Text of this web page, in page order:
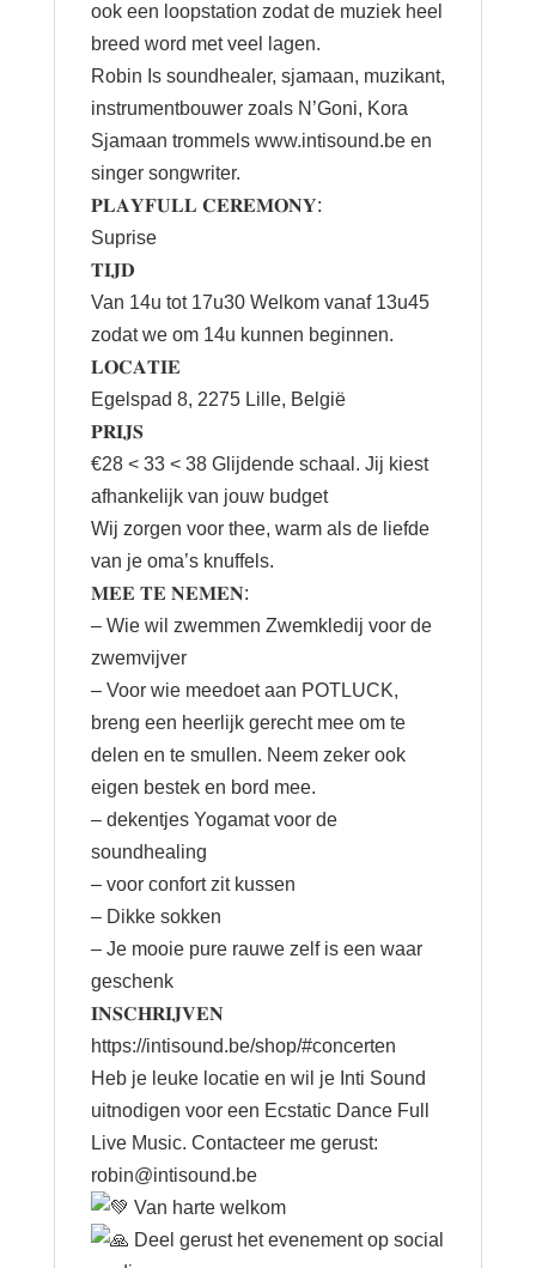
ook een loopstation zodat de muziek heel
breed word met veel lagen.
Robin Is soundhealer, sjamaan, muzikant,
instrumentbouwer zoals N’Goni, Kora
Sjamaan trommels www.intisound.been
singer songwriter.
𝐏𝐋𝐀𝐘𝐅𝐔𝐋𝐋 𝐂𝐄𝐑𝐄𝐌𝐎𝐍𝐘:
Suprise
𝐓𝐈𝐉𝐃
Van 14u tot 17u30 Welkom vanaf 13u45
zodat we om 14u kunnen beginnen.
𝐋𝐎𝐂𝐀𝐓𝐈𝐄
Egelspad 8, 2275 Lille, België
𝐏𝐑𝐈𝐉𝐒
€28 < 33 < 38 Glijdende schaal. Jij kiest
afhankelijk van jouw budget
Wij zorgen voor thee, warm als de liefde
van je oma’s knuffels.
𝐌𝐄𝐄 𝐓𝐄 𝐍𝐄𝐌𝐄𝐍:
– Wie wil zwemmen Zwemkledij voor de
zwemvijver
– Voor wie meedoet aan POTLUCK,
breng een heerlijk gerecht mee om te
delen en te smullen. Neem zeker ook
eigen bestek en bord mee.
– dekentjes Yogamat voor de
soundhealing
– voor confort zit kussen
– Dikke sokken
– Je mooie pure rauwe zelf is een waar
geschenk
𝐈𝐍𝐒𝐂𝐇𝐑𝐈𝐉𝐕𝐄𝐍
https://intisound.be/shop/#concerten
Heb je leuke locatie en wil je Inti Sound
uitnodigen voor een Ecstatic Dance Full
Live Music. Contacteer me gerust:
robin@intisound.be
Van harte welkom
Deel gerust het evenement op social